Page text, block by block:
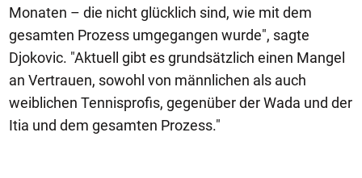
Monaten – die nicht glücklich sind, wie mit dem
gesamten Prozess umgegangen wurde", sagte
Djokovic. "Aktuell gibt es grundsätzlich einen Mangel
an Vertrauen, sowohl von männlichen als auch
weiblichen Tennisprofis, gegenüber der Wada und der
Itia und dem gesamten Prozess."